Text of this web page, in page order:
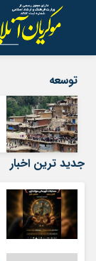
توسعه
جدید ترین اخبار